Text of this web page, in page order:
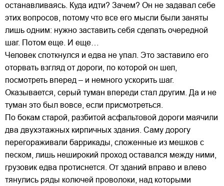
останавливаясь. Куда идти? Зачем? Он не задавал себе
этих вопросов, потому что все его мысли были заняты
лишь одним: нужно заставить себя сделать очередной
шаг. Потом еще. И еще…
Человек споткнулся и едва не упал. Это заставило его
оторвать взгляд от дороги, по которой он шел,
посмотреть вперед – и немного ускорить шаг.
Оказывается, серый туман впереди стал другим. Да и не
туман это был вовсе, если присмотреться.
По бокам старой, разбитой асфальтовой дороги маячили
два двухэтажных кирпичных здания. Саму дорогу
перегораживали баррикады, сложенные из мешков с
песком, лишь неширокий проход оставался между ними,
грузовик едва протиснется. От зданий вправо и влево
тянулись ряды колючей проволоки, над которыми